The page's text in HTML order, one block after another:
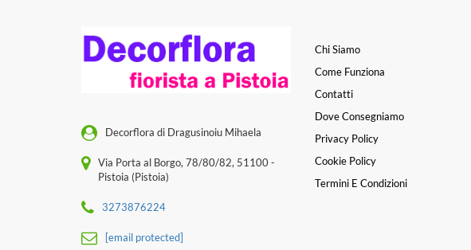
Decorflora di Dragusinoiu Mihaela
Via Porta al Borgo, 78/80/82, 51100 -
Pistoia (Pistoia)
3273876224
[email protected]
Chi Siamo
Come Funziona
Contatti
Dove Consegniamo
Privacy Policy
Cookie Policy
Termini E Condizioni